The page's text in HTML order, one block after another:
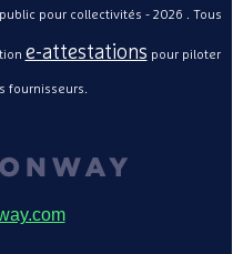
pour collectivités - 2026 . Tous
e-attestations pour piloter
fournisseurs.